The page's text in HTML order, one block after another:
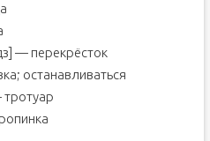
— перекрёсток
останавливаться